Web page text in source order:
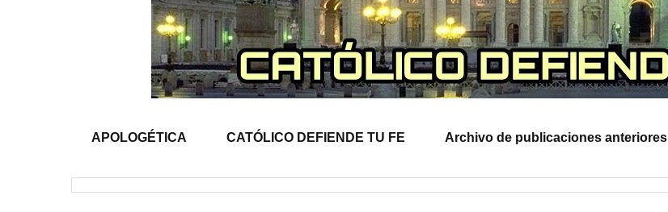
APOLOGÉTICA CATÓLICO DEFIENDE TU FE Archivo de publicaciones anteriores